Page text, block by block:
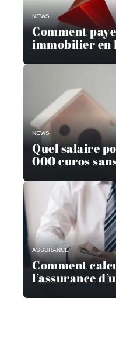
NEWS
Comment
immobilier en
NEWS
Quel salaire
000 euros
ASSURANCE
Comment
l’assurance